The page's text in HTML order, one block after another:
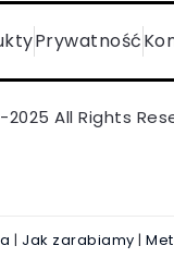
Prywatność
2025 All Rights
| Jak zarabiamy |